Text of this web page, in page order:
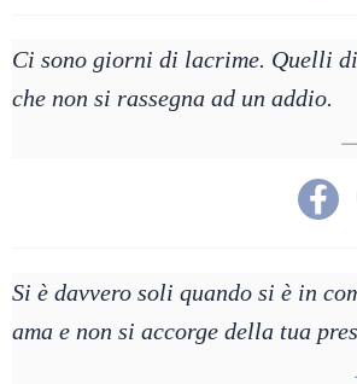
Ci sono giorni di lacrime. Quelli
che non si rassegna ad un addio.
—
Si è davvero soli quando si è in
ama e non si accorge della tua